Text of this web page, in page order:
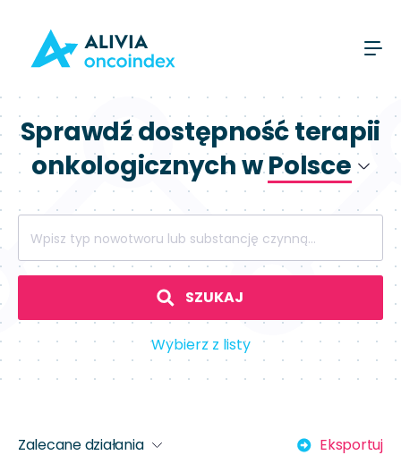
Sprawdź dostępność terapii
onkologicznych wPolsce
Hiszpanii
SZUKAJ
Wybierz z listy
Zalecane działania Eksportuj